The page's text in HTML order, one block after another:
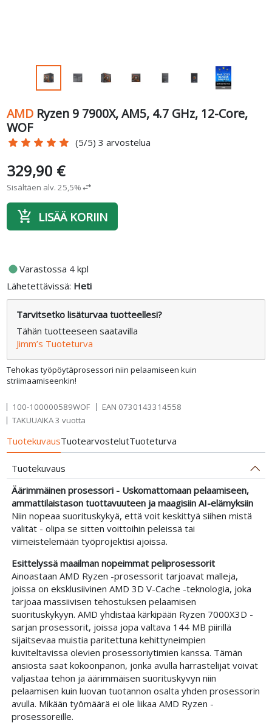
AMD Ryzen 9 7900X, AM5, 4.7 GHz, 12-Core,
WOF
star star star star star (5/5) 3 arvostelua
Tehokas työpöytäprosessori niin pelaamiseen kuin
striimaamiseenkin!
329,90 €
Sisältäen alv. 25,5%swap_horiz
add_shopping_cart LISÄÄ KORIIN
fiber_manual_recordVarastossa 4 kpl
Lähetettävissä: Heti
Tarvitsetko lisäturvaa tuotteellesi?
Tähän tuotteeseen saatavilla
Jimm’s Tuoteturva
100-100000589WOF EAN 0730143314558
TAKUUAIKA 3 vuotta
TuotekuvausTuotearvostelutTuoteturva
Tuotekuvaus
Äärimmäinen prosessori - Uskomattomaan pelaamiseen,
ammattilaistason tuottavuuteen ja maagisiin AI-elämyksiin
Niin nopeaa suorituskykyä, että voit keskittyä siihen mistä
välität - olipa se sitten voittoihin peleissä tai
viimeistelemään työprojektisi ajoissa.
Esittelyssä maailman nopeimmat peliprosessorit
Ainoastaan AMD Ryzen -prosessorit tarjoavat malleja,
joissa on eksklusiivinen AMD 3D V-Cache -teknologia, joka
tarjoaa massiivisen tehostuksen pelaamisen
suorituskykyyn. AMD yhdistää kärkipään Ryzen 7000X3D -
sarjan prosessorit, joissa jopa valtava 144 MB piirillä
sijaitsevaa muistia paritettuna kehittyneimpien
kuviteltavissa olevien prosessoriytimien kanssa. Tämän
ansiosta saat kokoonpanon, jonka avulla harrastelijat voivat
valjastaa tehon ja äärimmäisen suorituskyvyn niin
pelaamisen kuin luovan tuotannon osalta yhden prosessorin
avulla. Mikään työmäärä ei ole liikaa AMD Ryzen -
prosessoreille.